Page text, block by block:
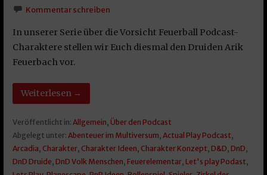
Kommentar schreiben
In unserer Serie über die Vorsicht Feuerball Podcast-
Charaktere stellen wir Euch diesmal den Druiden Arik
Feuerbach vor.
Weiterlesen →
Veröffentlicht in: Allgemein Über den Podcast
Abgelegt unter: Abenteuer im Multiversum Actual Play Podcast
Arcadia Charakter, Charakter Ideen Charakter Konzept D&D DnD
DnD Druide DnD Volk Menschen Feuerelementar, Let's play Podast